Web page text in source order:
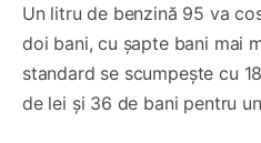
Un litru de benzină 95 va
doi bani, cu șapte bani mai
standard se scumpește cu
de lei și 36 de bani pentru